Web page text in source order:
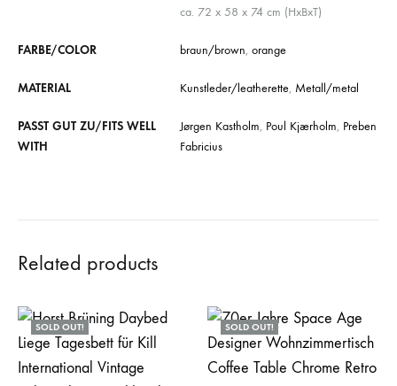
ca. 72 x 58 x 74 cm (HxBxT)
FARBE/COLOR braun/brown, orange
MATERIAL Kunstleder/leatherette, Metall/metal
PASST GUT ZU/FITS WELL
WITH
Jørgen Kastholm, Poul Kjærholm, Preben
Fabricius
Related products
SOLD OUT! SOLD OUT!